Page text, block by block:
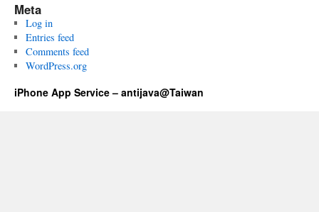
Meta
Log in
Entries feed
Comments feed
WordPress.org
iPhone App Service – antijava@Taiwan